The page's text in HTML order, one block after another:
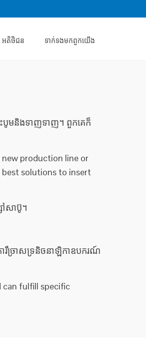
អតិថិជន ទាក់ទង​មក​ពួក​យើង
បូមនិងទាញទាញ។ ពួកគេក៏
production line or
solutions to insert
សាប៊ូ។
រឺច្រាសទ្រនិចនាឡិកាឧបករណ៍
can fulfill specific